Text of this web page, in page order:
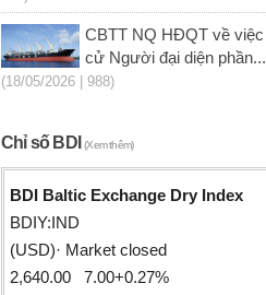
CBTT NQ HĐQT về việc
cử Người đại diện phần...
(18/05/2026 | 988)
Chỉ số BDI(Xem thêm)
BDI Baltic Exchange Dry Index
BDIY:IND
(USD)· Market closed
2,640.00 7.00+0.27%